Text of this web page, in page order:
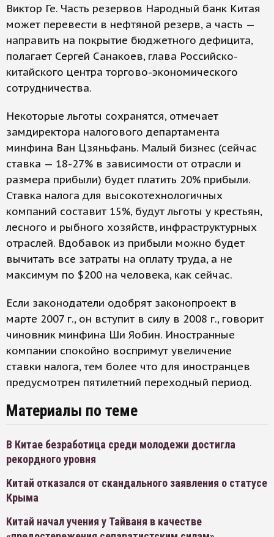
Виктор Ге. Часть резервов Народный банк Китая
может перевести в нефтяной резерв, а часть —
направить на покрытие бюджетного дефицита,
полагает Сергей Санакоев, глава Российско-
китайского центра торгово-экономического
сотрудничества.
Некоторые льготы сохранятся, отмечает
замдиректора налогового департамента
минфина Ван Цзяньфань. Малый бизнес (сейчас
ставка — 18-27% в зависимости от отрасли и
размера прибыли) будет платить 20% прибыли.
Ставка налога для высокотехнологичных
компаний составит 15%, будут льготы у крестьян,
лесного и рыбного хозяйств, инфраструктурных
отраслей. Вдобавок из прибыли можно будет
вычитать все затраты на оплату труда, а не
максимум по $200 на человека, как сейчас.
Если законодатели одобрят законопроект в
марте 2007 г., он вступит в силу в 2008 г., говорит
чиновник минфина Ши Яобин. Иностранные
компании спокойно воспримут увеличение
ставки налога, тем более что для иностранцев
предусмотрен пятилетний переходный период.
Материалы по теме
В Китае безработица среди молодежи достигла
рекордного уровня
Китай отказался от скандального заявления о статусе
Крыма
Китай начал учения у Тайваня в качестве